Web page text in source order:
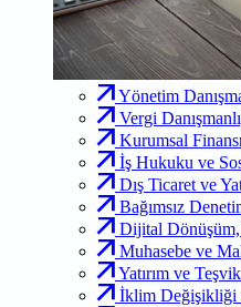
Yönetim
Vergi
Kurumsal
İş Hukuku ve
Dış Ticaret ve
Bağımsız
Dijital
Muhasebe ve
Yatırım ve
İklim Değişikliği